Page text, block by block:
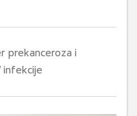
prekanceroza i
infekcije